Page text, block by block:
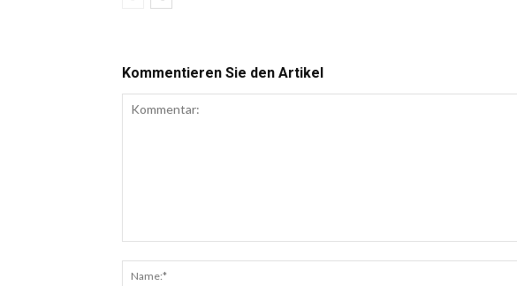
Kommentieren Sie den Artikel